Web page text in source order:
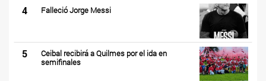
4 Falleció Jorge Messi
5
Ceibal recibirá a Quilmes por el ida en
semifinales